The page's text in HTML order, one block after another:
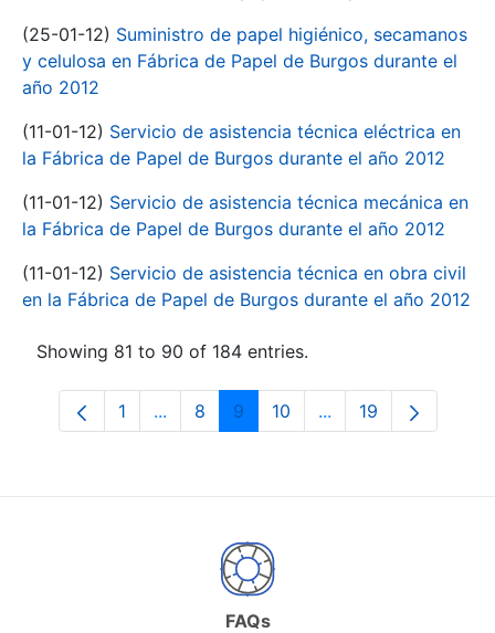
(25-01-12) Suministro de papel higiénico, secamanos
y celulosa en Fábrica de Papel de Burgos durante el
año 2012
(11-01-12) Servicio de asistencia técnica eléctrica en
la Fábrica de Papel de Burgos durante el año 2012
(11-01-12) Servicio de asistencia técnica mecánica en
la Fábrica de Papel de Burgos durante el año 2012
(11-01-12) Servicio de asistencia técnica en obra civil
en la Fábrica de Papel de Burgos durante el año 2012
Showing 81 to 90 of 184 entries.
Page
1 ...Intermediate Pages Use TAB to
Page
8 Page
9 Page
10 ...Intermediate Pages
Page
19
FAQs